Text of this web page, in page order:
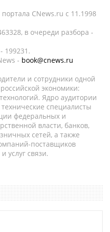
CNews.ru c 11.1998
в очереди разбора -
199231.
- book@cnews.ru
и сотрудники одной
экономики:
Ядро аудитории
специалисты
федеральных и
власти, банков,
сетей, а также
поставщиков
услуг связи.